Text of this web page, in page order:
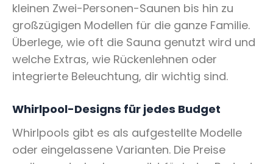
kleinen Zwei-Personen-Saunen bis hin zu
großzügigen Modellen für die ganze Familie.
Überlege, wie oft die Sauna genutzt wird und
welche Extras, wie Rückenlehnen oder
integrierte Beleuchtung, dir wichtig sind.
Whirlpool-Designs für jedes Budget
Whirlpools gibt es als aufgestellte Modelle
oder eingelassene Varianten. Die Preise